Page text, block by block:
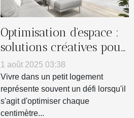
Optimisation d'espace :
solutions créatives pour
petits logements
1 août 2025 03:38
Vivre dans un petit logement
représente souvent un défi lorsqu'il
s'agit d'optimiser chaque
centimètre...